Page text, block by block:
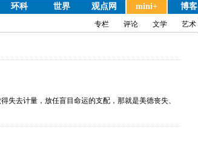
环科 世界 观点网 mini+ 博客
专栏 评论 文学 艺术
失去计量，放任盲目命运的支配，那就是美德丧失、